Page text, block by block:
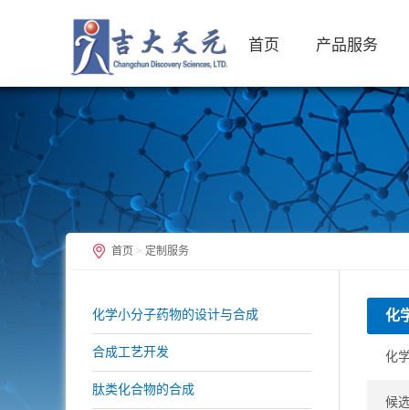
首页 产品服务
首页 > 定制服务
化学小分子药物的设计与合成
合成工艺开发
肽类化合物的合成
化
化
候